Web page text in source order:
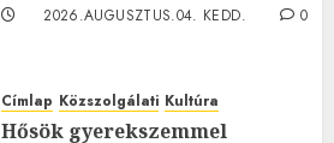
2026.AUGUSZTUS.04. KEDD.
0
Címlap Közszolgálati Kultúra
Hősök gyerekszemmel